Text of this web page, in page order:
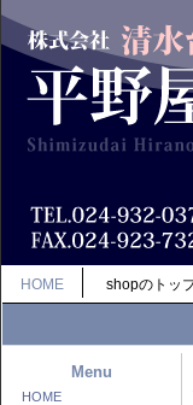
HOME shopのトッ
Menu
HOME